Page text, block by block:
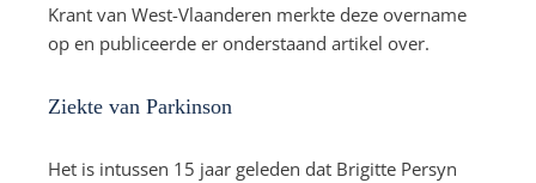
Krant van West-Vlaanderen merkte deze overname
op en publiceerde er onderstaand artikel over.
Ziekte van Parkinson
Het is intussen 15 jaar geleden dat Brigitte Persyn